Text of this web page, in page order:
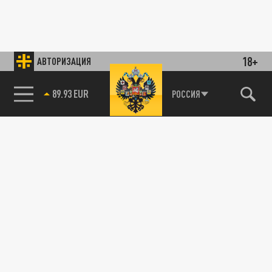
АВТОРИЗАЦИЯ 18+
89.93 EUR РОССИЯ